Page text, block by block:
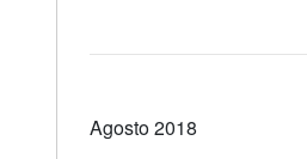
Agosto 2018